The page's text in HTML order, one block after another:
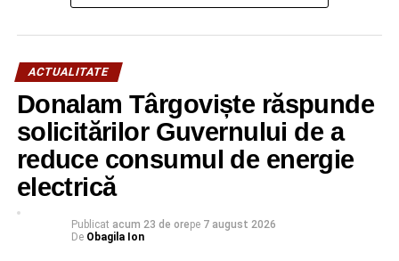
Numele său este strâns legat de utilizarea tiparului, cel
mai nou mijloc de comunicare al acelei epoci, pe care
l-a promovat cu viziune și curaj, precum și de
formarea spirituală a Sf. Voievod Neagoe Basarab,
ucenicul său cel mai cunoscut, model peste timp
pentru tineri și pentru cei chemați să conducă
societatea și țara.
Sărbătoarea Sf. Ier. Nifon, care se va desfășura în
zilele de 10 și 11 august 2026, va fi coordonată de
ACTUALITATE
Donalam Târgoviște răspunde
solicitărilor Guvernului de a
reduce consumul de energie
electrică
Publicat acum 23 de orepe 7 august 2026
De Obagila Ion